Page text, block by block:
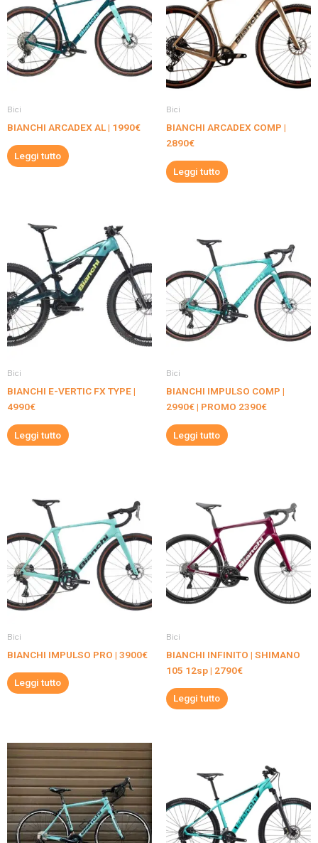
Bici
BIANCHI ARCADEX AL | 1990€
Leggi tutto
Bici
BIANCHI ARCADEX COMP |
2890€
Leggi tutto
Bici
BIANCHI E-VERTIC FX TYPE |
4990€
Leggi tutto
Bici
BIANCHI IMPULSO COMP |
2990€ | PROMO 2390€
Leggi tutto
Bici
BIANCHI IMPULSO PRO | 3900€
Leggi tutto
Bici
BIANCHI INFINITO | SHIMANO
105 12sp | 2790€
Leggi tutto